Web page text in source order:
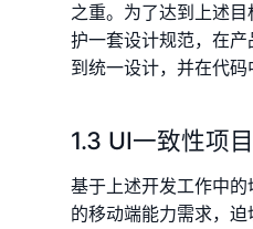
之重。为了达到上述
护一套设计规范，在
到统一设计，并在代码
1.3 UI一致性项目
基于上述开发工作中
的移动端能力需求，